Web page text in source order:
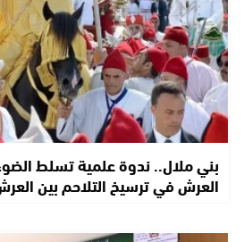
بني ملال.. ندوة علمية تسلط
العرش في ترسيخ التلاحم بين